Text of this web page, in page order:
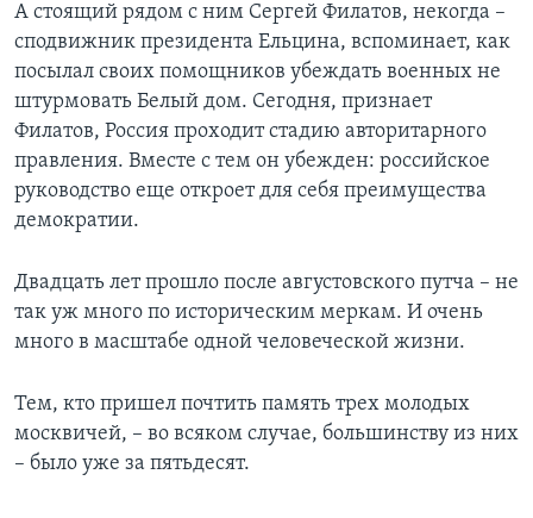
А стоящий рядом с ним Сергей Филатов, некогда –
сподвижник президента Ельцина, вспоминает, как
посылал своих помощников убеждать военных не
штурмовать Белый дом. Сегодня, признает
Филатов, Россия проходит стадию авторитарного
правления. Вместе с тем он убежден: российское
руководство еще откроет для себя преимущества
демократии.
Двадцать лет прошло после августовского путча – не
так уж много по историческим меркам. И очень
много в масштабе одной человеческой жизни.
Тем, кто пришел почтить память трех молодых
москвичей, – во всяком случае, большинству из них
– было уже за пятьдесят.